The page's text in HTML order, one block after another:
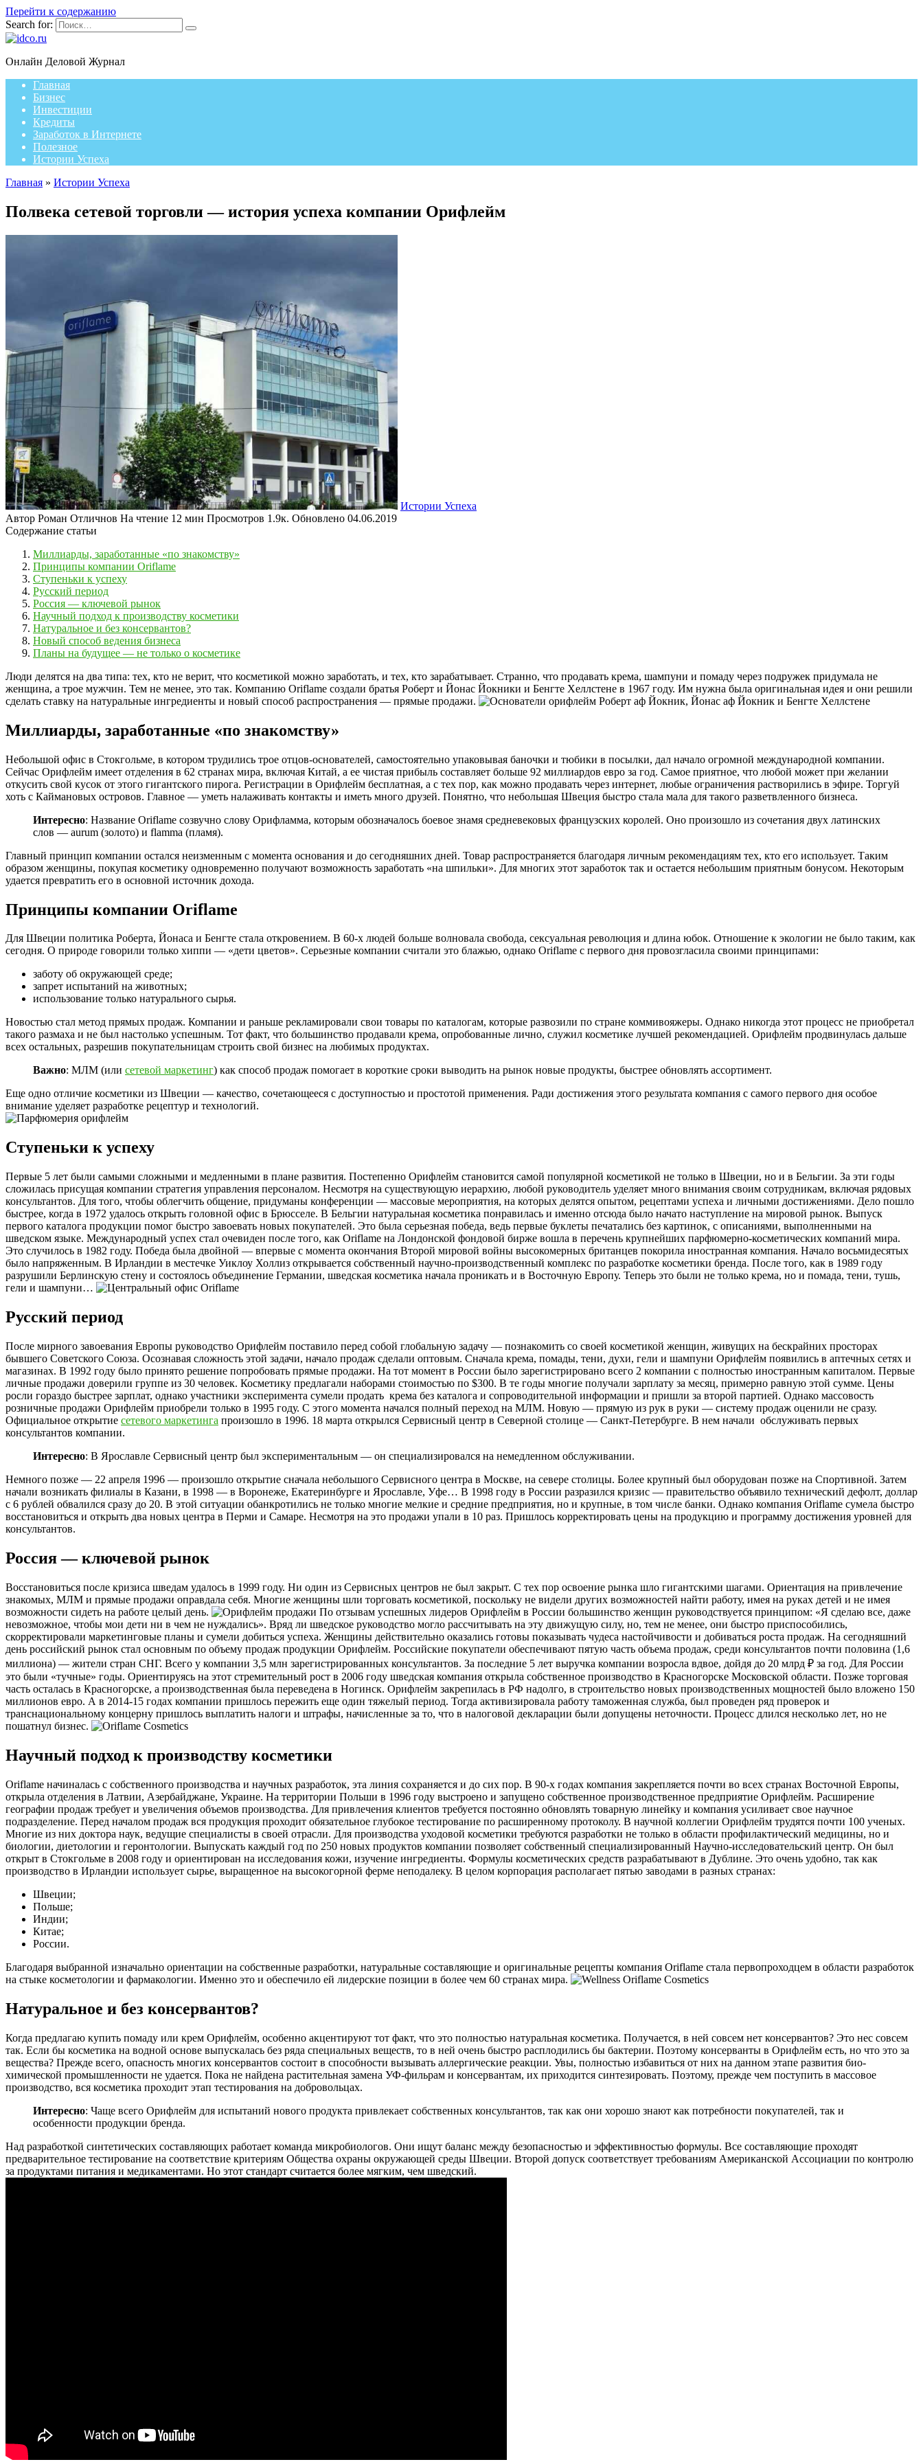
Перейти к содержанию
Search for:
Онлайн Деловой Журнал
Главная
Бизнес
Инвестиции
Кредиты
Заработок в Интернете
Полезное
Истории Успеха
Главная » Истории Успеха
Полвека сетевой торговли — история успеха компании Орифлейм
Истории Успеха
Автор Роман Отличнов На чтение 12 мин Просмотров 1.9к. Обновлено 04.06.2019
Содержание статьи
Миллиарды, заработанные «по знакомству»
Принципы компании Oriflame
Ступеньки к успеху
Русский период
Россия — ключевой рынок
Научный подход к производству косметики
Натуральное и без консервантов?
Новый способ ведения бизнеса
Планы на будущее — не только о косметике
Люди делятся на два типа: тех, кто не верит, что косметикой можно заработать, и тех, кто зарабатывает. Странно, что продавать крема, шампуни и помаду через подружек придумала не
женщина, а трое мужчин. Тем не менее, это так. Компанию Oriflame создали братья Роберт и Йонас Йокники и Бенгте Хеллстене в 1967 году. Им нужна была оригинальная идея и они решили
сделать ставку на натуральные ингредиенты и новый способ распространения — прямые продажи.
Миллиарды, заработанные «по знакомству»
Небольшой офис в Стокгольме, в котором трудились трое отцов-основателей, самостоятельно упаковывая баночки и тюбики в посылки, дал начало огромной международной компании.
Сейчас Орифлейм имеет отделения в 62 странах мира, включая Китай, а ее чистая прибыль составляет больше 92 миллиардов евро за год. Самое приятное, что любой может при желании
откусить свой кусок от этого гигантского пирога. Регистрации в Орифлейм бесплатная, а с тех пор, как можно продавать через интернет, любые ограничения растворились в эфире. Торгуй
хоть с Каймановых островов. Главное — уметь налаживать контакты и иметь много друзей. Понятно, что небольшая Швеция быстро стала мала для такого разветвленного бизнеса.
Интересно: Название Oriflame созвучно слову Орифламма, которым обозначалось боевое знамя средневековых французских королей. Оно произошло из сочетания двух латинских
слов — aurum (золото) и flamma (пламя).
Главный принцип компании остался неизменным с момента основания и до сегодняшних дней. Товар распространяется благодаря личным рекомендациям тех, кто его использует. Таким
образом женщины, покупая косметику одновременно получают возможность заработать «на шпильки». Для многих этот заработок так и остается небольшим приятным бонусом. Некоторым
удается превратить его в основной источник дохода.
Принципы компании Oriflame
Для Швеции политика Роберта, Йонаса и Бенгте стала откровением. В 60-х людей больше волновала свобода, сексуальная революция и длина юбок. Отношение к экологии не было таким, как
сегодня. О природе говорили только хиппи — «дети цветов». Серьезные компании считали это блажью, однако Oriflame с первого дня провозгласила своими принципами:
заботу об окружающей среде;
запрет испытаний на животных;
использование только натурального сырья.
Новостью стал метод прямых продаж. Компании и раньше рекламировали свои товары по каталогам, которые развозили по стране коммивояжеры. Однако никогда этот процесс не приобретал
такого размаха и не был настолько успешным. Тот факт, что большинство продавали крема, опробованные лично, служил косметике лучшей рекомендацией. Орифлейм продвинулась дальше
всех остальных, разрешив покупательницам строить свой бизнес на любимых продуктах.
Важно: МЛМ (или сетевой маркетинг) как способ продаж помогает в короткие сроки выводить на рынок новые продукты, быстрее обновлять ассортимент.
Еще одно отличие косметики из Швеции — качество, сочетающееся с доступностью и простотой применения. Ради достижения этого результата компания с самого первого дня особое
внимание уделяет разработке рецептур и технологий.
Ступеньки к успеху
Первые 5 лет были самыми сложными и медленными в плане развития. Постепенно Орифлейм становится самой популярной косметикой не только в Швеции, но и в Бельгии. За эти годы
сложилась присущая компании стратегия управления персоналом. Несмотря на существующую иерархию, любой руководитель уделяет много внимания своим сотрудникам, включая рядовых
консультантов. Для того, чтобы облегчить общение, придуманы конференции — массовые мероприятия, на которых делятся опытом, рецептами успеха и личными достижениями. Дело пошло
быстрее, когда в 1972 удалось открыть головной офис в Брюсселе. В Бельгии натуральная косметика понравилась и именно отсюда было начато наступление на мировой рынок. Выпуск
первого каталога продукции помог быстро завоевать новых покупателей. Это была серьезная победа, ведь первые буклеты печатались без картинок, с описаниями, выполненными на
шведском языке. Международный успех стал очевиден после того, как Oriflame на Лондонской фондовой бирже вошла в перечень крупнейших парфюмерно-косметических компаний мира.
Это случилось в 1982 году. Победа была двойной — впервые с момента окончания Второй мировой войны высокомерных британцев покорила иностранная компания. Начало восьмидесятых
было напряженным. В Ирландии в местечке Уиклоу Холлиз открывается собственный научно-производственный комплекс по разработке косметики бренда. После того, как в 1989 году
разрушили Берлинскую стену и состоялось объединение Германии, шведская косметика начала проникать и в Восточную Европу. Теперь это были не только крема, но и помада, тени, тушь,
гели и шампуни…
Русский период
После мирного завоевания Европы руководство Орифлейм поставило перед собой глобальную задачу — познакомить со своей косметикой женщин, живущих на бескрайних просторах
бывшего Советского Союза. Осознавая сложность этой задачи, начало продаж сделали оптовым. Сначала крема, помады, тени, духи, гели и шампуни Орифлейм появились в аптечных сетях и
магазинах. В 1992 году было принято решение попробовать прямые продажи. На тот момент в России было зарегистрировано всего 2 компании с полностью иностранным капиталом. Первые
личные продажи доверили группе из 30 человек. Косметику предлагали наборами стоимостью по $300. В те годы многие получали зарплату за месяц, примерно равную этой сумме. Цены
росли гораздо быстрее зарплат, однако участники эксперимента сумели продать крема без каталога и сопроводительной информации и пришли за второй партией. Однако массовость
розничные продажи Орифлейм приобрели только в 1995 году. С этого момента начался полный переход на МЛМ. Новую — прямую из рук в руки — систему продаж оценили не сразу.
Официальное открытие сетевого маркетинга произошло в 1996. 18 марта открылся Сервисный центр в Северной столице — Санкт-Петербурге. В нем начали обслуживать первых
консультантов компании.
Интересно: В Ярославле Сервисный центр был экспериментальным — он специализировался на немедленном обслуживании.
Немного позже — 22 апреля 1996 — произошло открытие сначала небольшого Сервисного центра в Москве, на севере столицы. Более крупный был оборудован позже на Спортивной. Затем
начали возникать филиалы в Казани, в 1998 — в Воронеже, Екатеринбурге и Ярославле, Уфе… В 1998 году в России разразился кризис — правительство объявило технический дефолт, доллар
с 6 рублей обвалился сразу до 20. В этой ситуации обанкротились не только многие мелкие и средние предприятия, но и крупные, в том числе банки. Однако компания Oriflame сумела быстро
восстановиться и открыть два новых центра в Перми и Самаре. Несмотря на это продажи упали в 10 раз. Пришлось корректировать цены на продукцию и программу достижения уровней для
консультантов.
Россия — ключевой рынок
Восстановиться после кризиса шведам удалось в 1999 году. Ни один из Сервисных центров не был закрыт. С тех пор освоение рынка шло гигантскими шагами. Ориентация на привлечение
знакомых, МЛМ и прямые продажи оправдала себя. Многие женщины шли торговать косметикой, поскольку не видели других возможностей найти работу, имея на руках детей и не имея
возможности сидеть на работе целый день.
По отзывам успешных лидеров Орифлейм в России большинство женщин руководствуется принципом: «Я сделаю все, даже
невозможное, чтобы мои дети ни в чем не нуждались». Вряд ли шведское руководство могло рассчитывать на эту движущую силу, но, тем не менее, они быстро приспособились,
скорректировали маркетинговые планы и сумели добиться успеха. Женщины действительно оказались готовы показывать чудеса настойчивости и добиваться роста продаж. На сегодняшний
день российский рынок стал основным по объему продаж продукции Орифлейм. Российские покупатели обеспечивают пятую часть объема продаж, среди консультантов почти половина (1,6
миллиона) — жители стран СНГ. Всего у компании 3,5 млн зарегистрированных консультантов. За последние 5 лет выручка компании возросла вдвое, дойдя до 20 млрд ₽ за год. Для России
это были «тучные» годы. Ориентируясь на этот стремительный рост в 2006 году шведская компания открыла собственное производство в Красногорске Московской области. Позже торговая
часть осталась в Красногорске, а производственная была переведена в Ногинск. Орифлейм закрепилась в РФ надолго, в строительство новых производственных мощностей было вложено 150
миллионов евро. А в 2014-15 годах компании пришлось пережить еще один тяжелый период. Тогда активизировала работу таможенная служба, был проведен ряд проверок и
транснациональному концерну пришлось выплатить налоги и штрафы, начисленные за то, что в налоговой декларации были допущены неточности. Процесс длился несколько лет, но не
пошатнул бизнес.
Научный подход к производству косметики
Oriflame начиналась с собственного производства и научных разработок, эта линия сохраняется и до сих пор. В 90-х годах компания закрепляется почти во всех странах Восточной Европы,
открыла отделения в Латвии, Азербайджане, Украине. На территории Польши в 1996 году выстроено и запущено собственное производственное предприятие Орифлейм. Расширение
географии продаж требует и увеличения объемов производства. Для привлечения клиентов требуется постоянно обновлять товарную линейку и компания усиливает свое научное
подразделение. Перед началом продаж вся продукция проходит обязательное глубокое тестирование по расширенному протоколу. В научной коллегии Орифлейм трудятся почти 100 ученых.
Многие из них доктора наук, ведущие специалисты в своей отрасли. Для производства уходовой косметики требуются разработки не только в области профилактический медицины, но и
биологии, диетологии и геронтологии. Выпускать каждый год по 250 новых продуктов компании позволяет собственный специализированный Научно-исследовательский центр. Он был
открыт в Стокгольме в 2008 году и ориентирован на исследования кожи, изучение ингредиенты. Формулы косметических средств разрабатывают в Дублине. Это очень удобно, так как
производство в Ирландии использует сырье, выращенное на высокогорной ферме неподалеку. В целом корпорация располагает пятью заводами в разных странах:
Швеции;
Польше;
Индии;
Китае;
России.
Благодаря выбранной изначально ориентации на собственные разработки, натуральные составляющие и оригинальные рецепты компания Oriflame стала первопроходцем в области разработок
на стыке косметологии и фармакологии. Именно это и обеспечило ей лидерские позиции в более чем 60 странах мира.
Натуральное и без консервантов?
Когда предлагаю купить помаду или крем Орифлейм, особенно акцентируют тот факт, что это полностью натуральная косметика. Получается, в ней совсем нет консервантов? Это нес совсем
так. Если бы косметика на водной основе выпускалась без ряда специальных веществ, то в ней очень быстро расплодились бы бактерии. Поэтому консерванты в Орифлейм есть, но что это за
вещества? Прежде всего, опасность многих консервантов состоит в способности вызывать аллергические реакции. Увы, полностью избавиться от них на данном этапе развития био-
химической промышленности не удается. Пока не найдена растительная замена УФ-фильрам и консервантам, их приходится синтезировать. Поэтому, прежде чем поступить в массовое
производство, вся косметика проходит этап тестирования на добровольцах.
Интересно: Чаще всего Орифлейм для испытаний нового продукта привлекает собственных консультантов, так как они хорошо знают как потребности покупателей, так и
особенности продукции бренда.
Над разработкой синтетических составляющих работает команда микробиологов. Они ищут баланс между безопасностью и эффективностью формулы. Все составляющие проходят
предварительное тестирование на соответствие критериям Общества охраны окружающей среды Швеции. Второй допуск соответствует требованиям Американской Ассоциации по контролю
за продуктами питания и медикаментами. Но этот стандарт считается более мягким, чем шведский.